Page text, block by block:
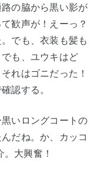
の脇から黒い影が
歓声が！えーっ？
でも、衣装も髪も
も、ユウキはど
れはゴニだった！
認する。
いロングコートの
だね。か、カッコ
大興奮！